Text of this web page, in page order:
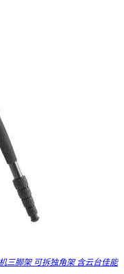
三脚架 可拆独角架 含云台佳能